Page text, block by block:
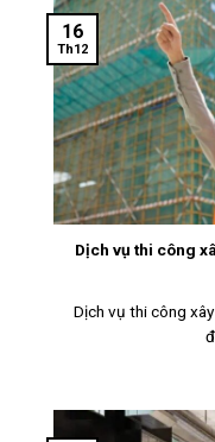
Dịch vụ thi công
Dịch vụ thi công
16
Th12